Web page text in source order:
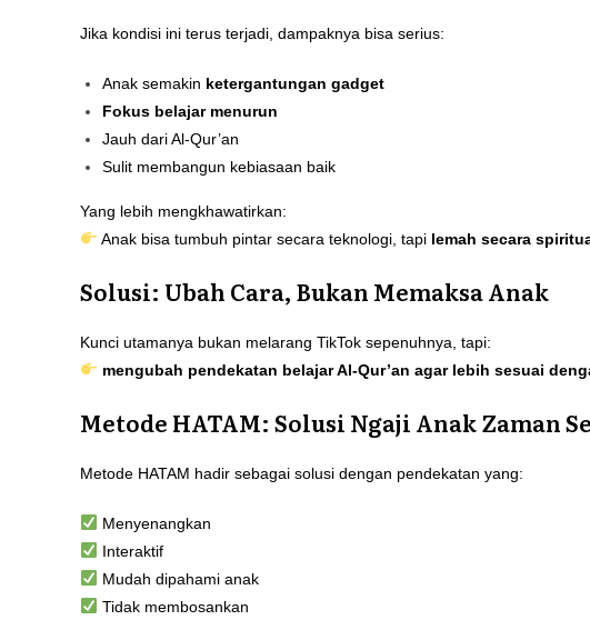
Jika kondisi ini terus terjadi, dampaknya bisa serius:
Anak semakin ketergantungan gadget
Fokus belajar menurun
Jauh dari Al-Qur’an
Sulit membangun kebiasaan baik
Yang lebih mengkhawatirkan:
Anak bisa tumbuh pintar secara teknologi, tapi lemah secara
Solusi: Ubah Cara, Bukan Memaksa Anak
Kunci utamanya bukan melarang TikTok sepenuhnya, tapi:
mengubah pendekatan belajar Al-Qur’an agar lebih sesuai
Metode HATAM: Solusi Ngaji Anak Zaman
Metode HATAM hadir sebagai solusi dengan pendekatan yang:
Menyenangkan
Interaktif
Mudah dipahami anak
Tidak membosankan